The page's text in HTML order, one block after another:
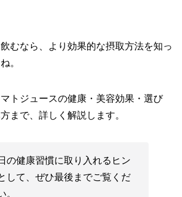
むなら、より効果的な摂取方法を知っ
。
トジュースの健康・美容効果・選び
まで、詳しく解説します。
の健康習慣に取り入れるヒン
して、ぜひ最後までご覧くだ
。